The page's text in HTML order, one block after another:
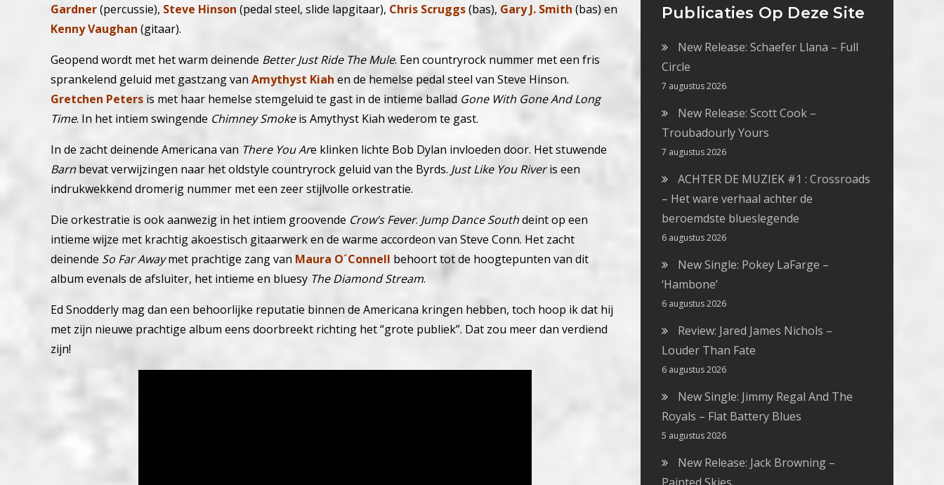
Gardner(percussie), Steve Hinson (pedal steel, slide lapgitaar), Chris Scruggs(bas), Gary J. Smith (bas) en
Kenny Vaughan (gitaar).
Geopend wordt met het warm deinende Better Just Ride The Mule. Een countryrock nummer met een fris
sprankelend geluid met gastzang van Amythyst Kiah en de hemelse pedal steel van Steve Hinson.
Gretchen Peters is met haar hemelse stemgeluid te gast in de intieme ballad Gone With Gone And Long
Time. In het intiem swingende Chimney Smokeis Amythyst Kiah wederom te gast.
In de zacht deinende Americana van There You Are klinken lichte Bob Dylan invloeden door. Het stuwende
Barn bevat verwijzingen naar het oldstyle countryrock geluid van the Byrds. Just Like You Riveris een
indrukwekkend dromerig nummer met een zeer stijlvolle orkestratie.
Die orkestratie is ook aanwezig in het intiem groovende Crow’s Fever. Jump Dance Southdeint op een
intieme wijze met krachtig akoestisch gitaarwerk en de warme accordeon van Steve Conn. Het zacht
deinende So Far Awaymet prachtige zang van Maura O´Connell behoort tot de hoogtepunten van dit
album evenals de afsluiter, het intieme en bluesy The Diamond Stream.
Ed Snodderly mag dan een behoorlijke reputatie binnen de Americana kringen hebben, toch hoop ik dat hij
met zijn nieuwe prachtige album eens doorbreekt richting het “grote publiek”. Dat zou meer dan verdiend
zijn!
Publicaties Op Deze Site
New Release: Schaefer Llana – Full
Circle
7 augustus 2026
New Release: Scott Cook –
Troubadourly Yours
7 augustus 2026
ACHTER DE MUZIEK #1 : Crossroads
– Het ware verhaal achter de
beroemdste blueslegende
6 augustus 2026
New Single: Pokey LaFarge –
‘Hambone’
6 augustus 2026
Review: Jared James Nichols –
Louder Than Fate
6 augustus 2026
New Single: Jimmy Regal And The
Royals – Flat Battery Blues
5 augustus 2026
New Release: Jack Browning –